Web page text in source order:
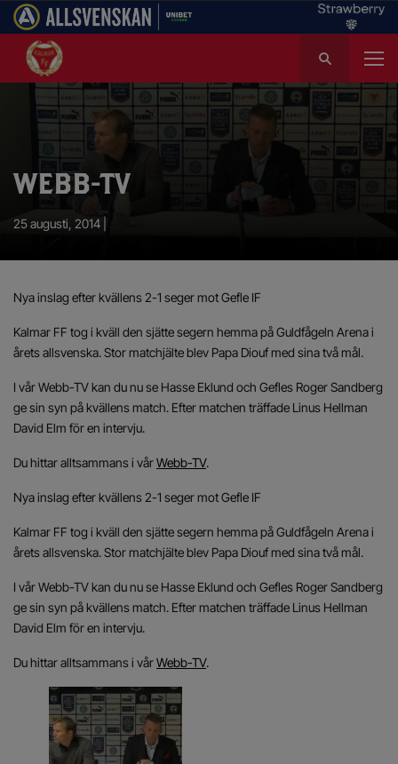
k
e
f
t
WEBB-TV
25 augusti, 2014 |
Nya inslag efter kvällens 2-1 seger mot Gefle IF
Kalmar FF tog i kväll den sjätte segern hemma på Guldfågeln Arena i
årets allsvenska. Stor matchjälte blev Papa Diouf med sina två mål.
I vår Webb-TV kan du nu se Hasse Eklund och Gefles Roger Sandberg
ge sin syn på kvällens match. Efter matchen träffade Linus Hellman
David Elm för en intervju.
Du hittar alltsammans i vårWebb-TV.
Nya inslag efter kvällens 2-1 seger mot Gefle IF
Kalmar FF tog i kväll den sjätte segern hemma på Guldfågeln Arena i
årets allsvenska. Stor matchjälte blev Papa Diouf med sina två mål.
I vår Webb-TV kan du nu se Hasse Eklund och Gefles Roger Sandberg
ge sin syn på kvällens match. Efter matchen träffade Linus Hellman
David Elm för en intervju.
Du hittar alltsammans i vårWebb-TV.